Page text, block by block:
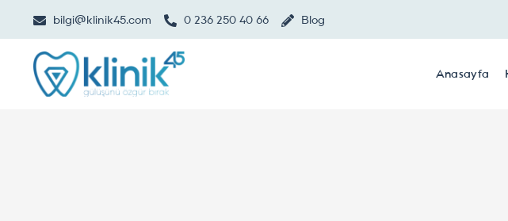
bilgi@klinik45.com 0 236 250 40 66 Blog
Anasayfa